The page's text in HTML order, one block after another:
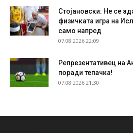
Стојановски: Не се
физичката игра на
само напред
07.08.2026 22:09
Репрезентативец на
поради тепачка!
07.08.2026 21:30